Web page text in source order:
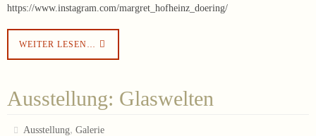
https://www.instagram.com/margret_hofheinz_doering/
WEITER LESEN…
Ausstellung: Glaswelten
Ausstellung,Galerie